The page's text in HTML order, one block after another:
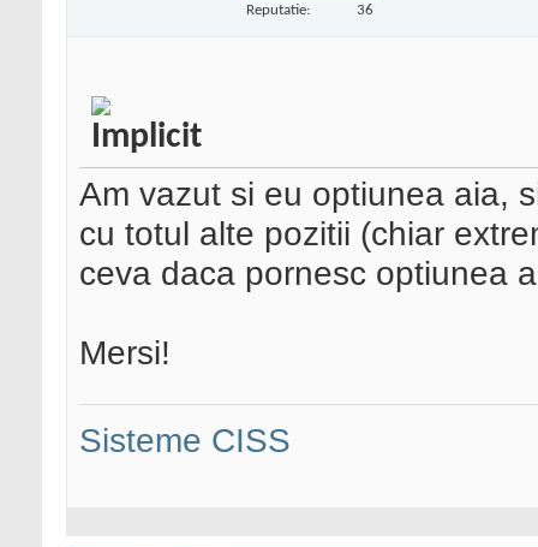
Reputatie: 36
Am vazut si eu optiunea aia,
cu totul alte pozitii (chiar
ceva daca pornesc optiunea
Mersi!
Sisteme CISS